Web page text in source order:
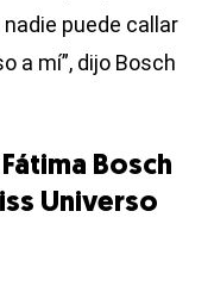
puede callar
a mí”, dijo Bosch
Bosch
Universo